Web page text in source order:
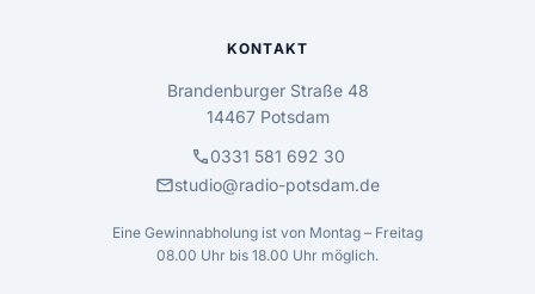
KONTAKT
Brandenburger Straße 48
14467 Potsdam
call0331 581 692 30
mailstudio@radio-potsdam.de
Eine Gewinnabholung ist von Montag – Freitag
08.00 Uhr bis 18.00 Uhr möglich.